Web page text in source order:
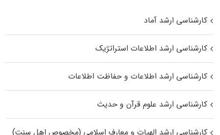
کارشناسی ارشد آماد
کارشناسی ارشد اطلاعات استراتژیک
کارشناسی ارشد اطلاعات و حفاظت اطلاعات
کارشناسی ارشد علوم قرآن و حدیث
کارشناسی ارشد الهیات و معارف اسلامی (مخصوص اهل سنت)